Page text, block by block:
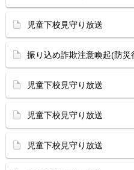
児童下校見守り放送
振り込め詐欺注意喚起(防
児童下校見守り放送
児童下校見守り放送
児童下校見守り放送